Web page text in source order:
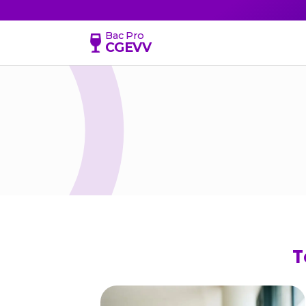
Bac Pro
CGEVV